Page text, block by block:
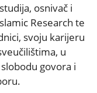
osnivač i
Research te
svoju karijeru
u
govora i